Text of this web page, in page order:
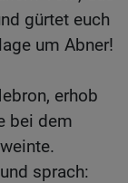
gürtet euch
um Abner!
erhob
bei dem
sprach: